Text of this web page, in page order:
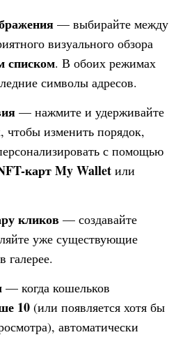
— выбирайте между
визуального обзора
списком. В обоих режимах
символы адресов.
— нажмите и удерживайте
изменить порядок,
с помощью
картMy Wallet или
кликов — создавайте
уже существующие
галерее.
— когда кошельков
10 (или появляется хотя бы
автоматически